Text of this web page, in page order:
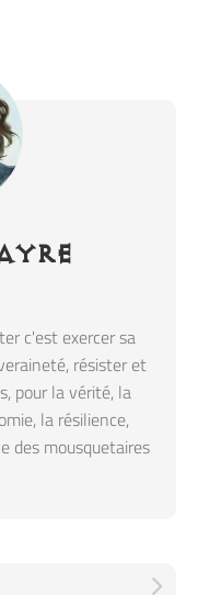
c'est exercer sa
résister et
pour la vérité, la
la résilience,
des mousquetaires